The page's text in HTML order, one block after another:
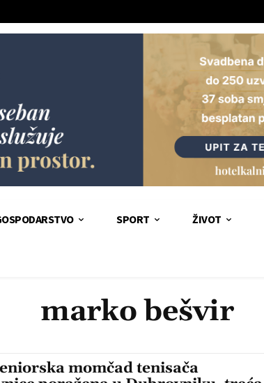
SPORT ŽIVOT
marko bešvir
momčad tenisača